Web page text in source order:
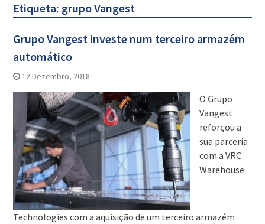
Etiqueta: grupo Vangest
Grupo Vangest investe num terceiro armazém
automático
12 Dezembro, 2018
O Grupo
Vangest
reforçou a
sua parceria
com a VRC
Warehouse
Technologies com a aquisição de um terceiro armazém